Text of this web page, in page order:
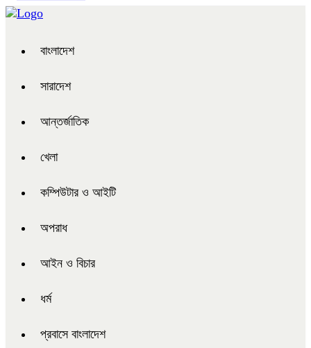
বাংলাদেশ
সারাদেশ
আন্তর্জাতিক
খেলা
কম্পিউটার ও আইটি
অপরাধ
আইন ও বিচার
ধর্ম
প্রবাসে বাংলাদেশ